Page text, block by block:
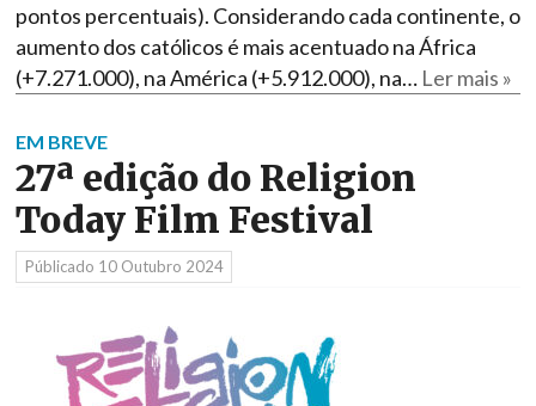
pontos percentuais). Considerando cada continente, o
aumento dos católicos é mais acentuado na África
(+7.271.000), na América (+5.912.000), na… Ler mais »
EM BREVE
27ª edição do Religion
Today Film Festival
Públicado 10 Outubro 2024